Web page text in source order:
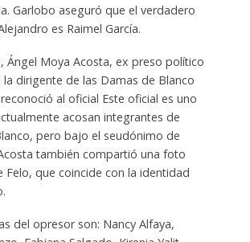
Garlobo aseguró que el verdadero
es Raimel García.
Ángel Moya Acosta, ex preso político
dirigente de las Damas de Blanco
al oficial Este oficial es uno
acosan integrantes de
pero bajo el seudónimo de
también compartió una foto
Felo, que coincide con la identidad
del opresor son: Nancy Alfaya,